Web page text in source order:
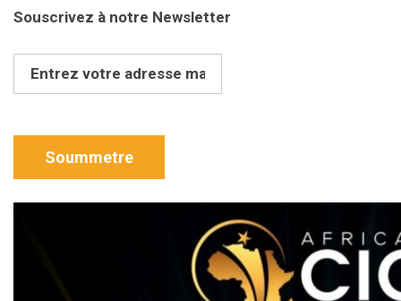
Souscrivez à notre Newsletter